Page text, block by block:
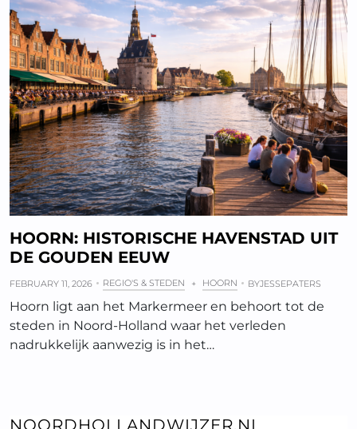
HOORN: HISTORISCHE HAVENSTAD UIT
DE GOUDEN EEUW
FEBRUARY 11, 2026 REGIO'S & STEDEN + HOORN BYJESSEPATERS
Hoorn ligt aan het Markermeer en behoort tot de
steden in Noord-Holland waar het verleden
nadrukkelijk aanwezig is in het…
NOORDHOLLANDWIJZER.NL